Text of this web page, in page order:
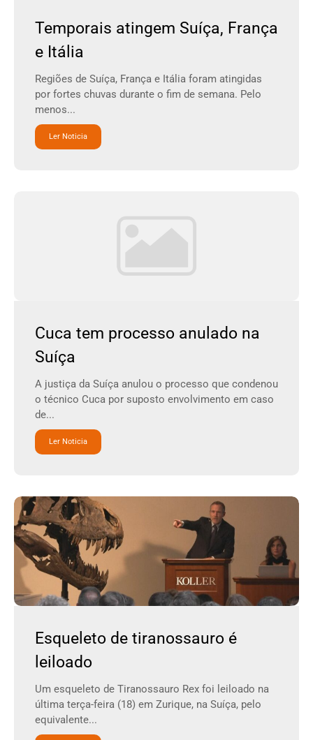
Temporais atingem Suíça, França
e Itália
Regiões de Suíça, França e Itália foram atingidas
por fortes chuvas durante o fim de semana. Pelo
menos...
Ler Noticia
Cuca tem processo anulado na
Suíça
A justiça da Suíça anulou o processo que condenou
o técnico Cuca por suposto envolvimento em caso
de...
Ler Noticia
Esqueleto de tiranossauro é
leiloado
Um esqueleto de Tiranossauro Rex foi leiloado na
última terça-feira (18) em Zurique, na Suíça, pelo
equivalente...